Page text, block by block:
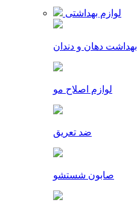
لوازم بهداشتی
بهداشت دهان و دندان
لوازم اصلاح مو
ضد تعریق
صابون شستشو